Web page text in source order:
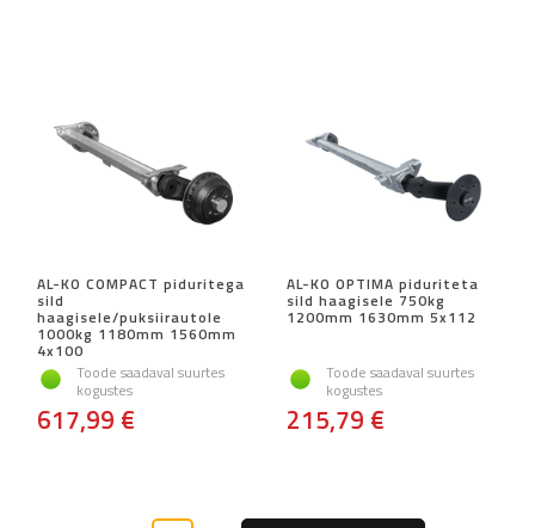
AL-KO COMPACT piduritega
sild
haagisele/puksiirautole
1000kg 1180mm 1560mm
4x100
Toode saadaval suurtes
kogustes
617,99 €
AL-KO OPTIMA piduriteta
sild haagisele 750kg
1200mm 1630mm 5x112
Toode saadaval suurtes
kogustes
215,79 €